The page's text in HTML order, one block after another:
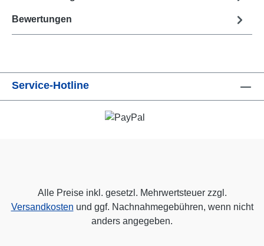
Bewertungen
Service-Hotline
Alle Preise inkl. gesetzl. Mehrwertsteuer zzgl.
Versandkosten und ggf. Nachnahmegebühren, wenn nicht
anders angegeben.